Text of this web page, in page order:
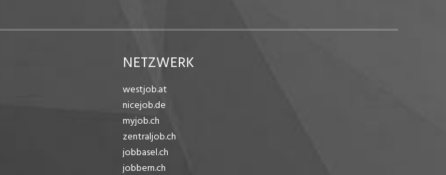
NETZWERK
westjob.at
nicejob.de
myjob.ch
zentraljob.ch
jobbasel.ch
jobbern.ch